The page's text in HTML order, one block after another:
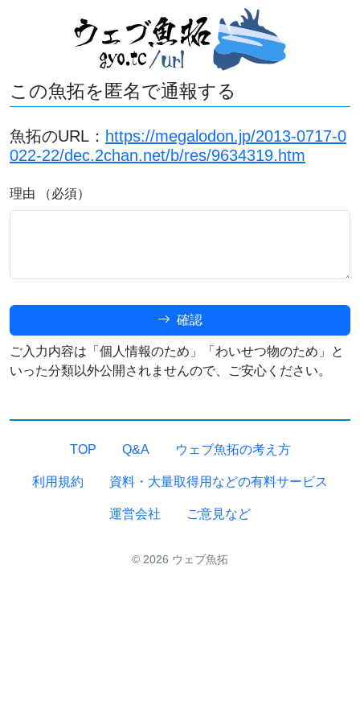
この魚拓を匿名で通報する
魚拓のURL： https://megalodon.jp/2013-0717-0
022-22/dec.2chan.net/b/res/9634319.htm
理由 （必須）
確認
ご入力内容は「個人情報のため」「わいせつ物のため」と
いった分類以外公開されませんので、ご安心ください。
TOP Q&A ウェブ魚拓の考え方
利用規約 資料・大量取得用などの有料サービス
運営会社 ご意見など
© 2026 ウェブ魚拓